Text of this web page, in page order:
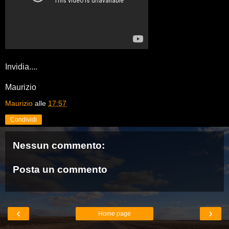
Invidia....
Maurizio
Maurizio alle 17:57
Condividi
Nessun commento:
Posta un commento
‹ ›
Home page